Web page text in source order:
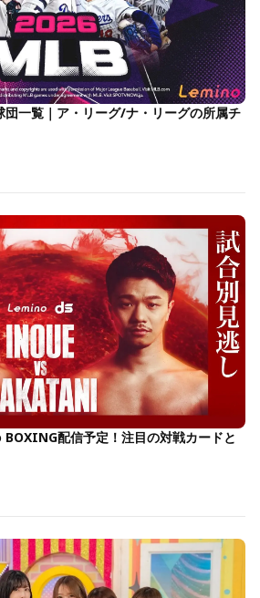
一覧｜ア・リーグ/ナ・リーグの所属チ
配信予定！注目の対戦カードと